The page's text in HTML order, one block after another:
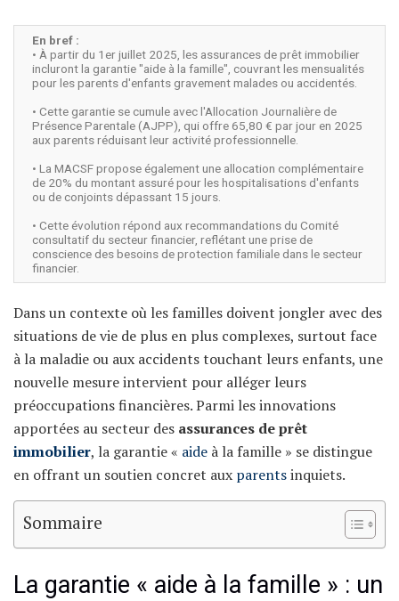
En bref :
• À partir du 1er juillet 2025, les assurances de prêt immobilier
incluront la garantie "aide à la famille", couvrant les mensualités
pour les parents d'enfants gravement malades ou accidentés.
• Cette garantie se cumule avec l'Allocation Journalière de
Présence Parentale (AJPP), qui offre 65,80 € par jour en 2025
aux parents réduisant leur activité professionnelle.
• La MACSF propose également une allocation complémentaire
de 20% du montant assuré pour les hospitalisations d'enfants
ou de conjoints dépassant 15 jours.
• Cette évolution répond aux recommandations du Comité
consultatif du secteur financier, reflétant une prise de
conscience des besoins de protection familiale dans le secteur
financier.
Dans un contexte où les familles doivent jongler avec des
situations de vie de plus en plus complexes, surtout face
à la maladie ou aux accidents touchant leurs enfants, une
nouvelle mesure intervient pour alléger leurs
préoccupations financières. Parmi les innovations
apportées au secteur des assurances de prêt
immobilier, la garantie « aide à la famille » se distingue
en offrant un soutien concret aux parentsinquiets.
Sommaire
La garantie « aide à la famille » : un